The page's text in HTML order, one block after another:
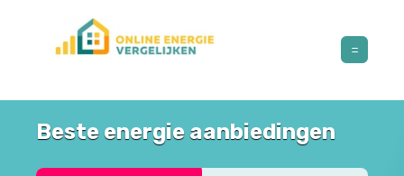
Beste energie aanbiedingen